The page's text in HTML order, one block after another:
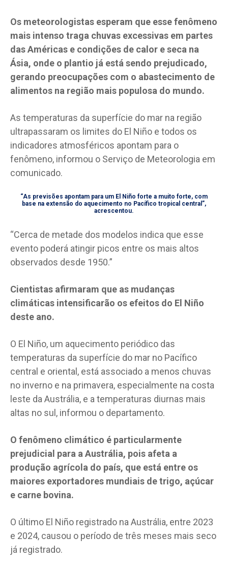
Os meteorologistas esperam que esse fenômeno
mais intenso traga chuvas excessivas em partes
das Américas e condições de calor e seca na
Ásia, onde o plantio já está sendo prejudicado,
gerando preocupações com o abastecimento de
alimentos na região mais populosa do mundo.
As temperaturas da superfície do mar na região
ultrapassaram os limites do El Niño e todos os
indicadores atmosféricos apontam para o
fenômeno, informou o Serviço de Meteorologia em
comunicado.
“As previsões apontam para um El Niño forte a muito forte, com
base na extensão do aquecimento no Pacífico tropical central”,
acrescentou.
“Cerca de metade dos modelos indica que esse
evento poderá atingir picos entre os mais altos
observados desde 1950.”
Cientistas afirmaram que as mudanças
climáticas intensificarão os efeitos do El Niño
deste ano.
O El Niño, um aquecimento periódico das
temperaturas da superfície do mar no Pacífico
central e oriental, está associado a menos chuvas
no inverno e na primavera, especialmente na costa
leste da Austrália, e a temperaturas diurnas mais
altas no sul, informou o departamento.
O fenômeno climático é particularmente
prejudicial para a Austrália, pois afeta a
produção agrícola do país, que está entre os
maiores exportadores mundiais de trigo, açúcar
e carne bovina.
O último El Niño registrado na Austrália, entre 2023
e 2024, causou o período de três meses mais seco
já registrado.